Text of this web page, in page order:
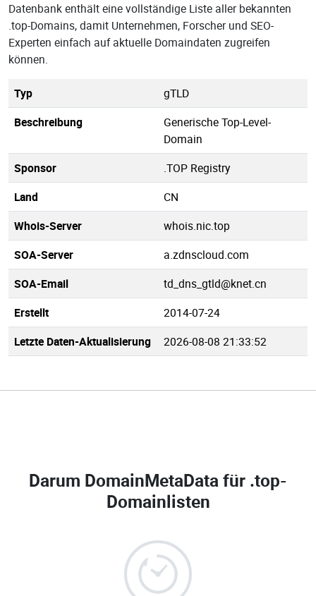
Datenbank enthält eine vollständige Liste aller bekannten
.top-Domains, damit Unternehmen, Forscher und SEO-
Experten einfach auf aktuelle Domaindaten zugreifen
können.
Typ
gTLD
Beschreibung
Generische Top-Level-
Domain
Sponsor
.TOP Registry
Land
CN
Whois-Server
whois.nic.top
SOA-Server
a.zdnscloud.com
SOA-Email
td_dns_gtld@knet.cn
Erstellt
2014-07-24
Letzte Daten-Aktualisierung
2026-08-08 21:33:52
Darum DomainMetaData für .top-
Domainlisten